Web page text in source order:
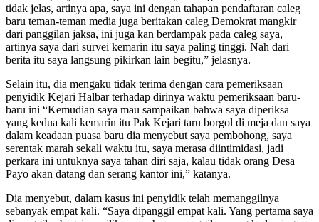
tidak jelas, artinya apa, saya ini dengan tahapan pendaftaran caleg
baru teman-teman media juga beritakan caleg Demokrat mangkir
dari panggilan jaksa, ini juga kan berdampak pada caleg saya,
artinya saya dari survei kemarin itu saya paling tinggi. Nah dari
berita itu saya langsung pikirkan lain begitu,” jelasnya.
Selain itu, dia mengaku tidak terima dengan cara pemeriksaan
penyidik Kejari Halbar terhadap dirinya waktu pemeriksaan baru-
baru ini “Kemudian saya mau sampaikan bahwa saya diperiksa
yang kedua kali kemarin itu Pak Kejari taru borgol di meja dan saya
dalam keadaan puasa baru dia menyebut saya pembohong, saya
serentak marah sekali waktu itu, saya merasa diintimidasi, jadi
perkara ini untuknya saya tahan diri saja, kalau tidak orang Desa
Payo akan datang dan serang kantor ini,” katanya.
Dia menyebut, dalam kasus ini penyidik telah memanggilnya
sebanyak empat kali. “Saya dipanggil empat kali. Yang pertama saya